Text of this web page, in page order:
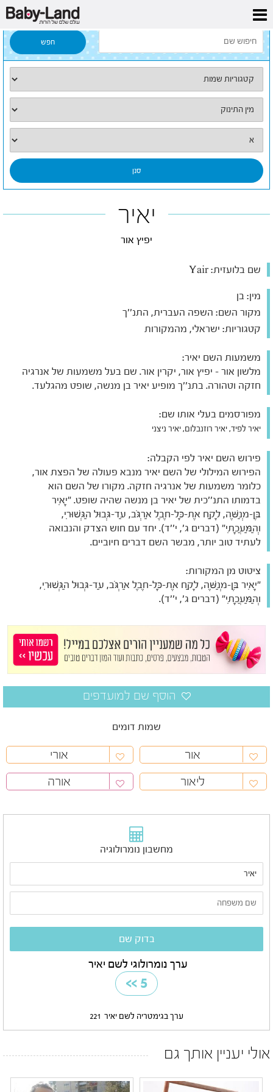
דף הבית
יאיר
יפיץ אור
שם בלועזית:
מין: בן
מקור השם: השפה העברית, התנ''ך
קטגוריות: ישראלי, מהמקורות
משמעות השם יאיר:
מלשון אור - יפיץ אור, יקרין אור. שם בעל משמעות של אנרגיה
חזקה וטהורה. בתנ''ך מופיע יאיר בן מנשה, שופט מהגלעד.
מפורסמים בעלי אותו שם:
יאיר לפיד, יאיר רוזנבלום, יאיר ניצני
פירוש השם יאיר לפי הקבלה:
הפירוש המילולי של השם יאיר מנבא פעולה של הפצת אור,
כלומר משמעות של אנרגיה חזקה. מקורו של השם הוא
בדמותו התנ''כית של יאיר בן מנשה שהיה שופט. "יָאִיר
בֶּן-מְנַשֶּׁה, לָקַח אֶת-כָּל-חֶבֶל אַרְגֹּב, עַד-גְּבוּל הַגְּשׁוּרִי,
וְהַמַּעֲכָתִי" (דברים ג', י''ד). יחד עם חוש הצדק והנבואה
לעתיד טוב יותר, מבשר השם דברים חיוביים.
ציטוט מן המקורות:
"יָאִיר בֶּן-מְנַשֶּׁה, לָקַח אֶת-כָּל-חֶבֶל אַרְגֹּב, עַד-גְּבוּל הַגְּשׁוּרִי,
וְהַמַּעֲכָתִי" (דברים ג', י''ד).
שמות דומים
אור
אורי
ליאור
אורה
מחשבון נומרולוגיה
ערך נומרולוגי לשם יאיר
5
>>
ערך בגימטריה לשם יאיר 221
אולי יעניין אותך גם